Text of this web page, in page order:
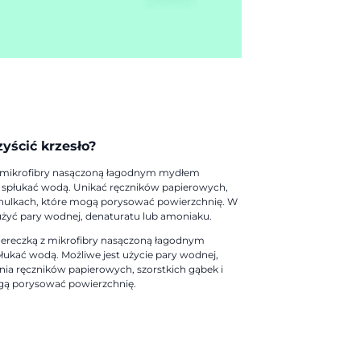
krzesło?
nasączoną łagodnym mydłem
wodą. Unikać ręczników papierowych,
które mogą porysować powierzchnię. W
pary wodnej, denaturatu lub amoniaku.
z mikrofibry nasączoną łagodnym
wodą. Możliwe jest użycie pary wodnej,
ręczników papierowych, szorstkich gąbek i
porysować powierzchnię.